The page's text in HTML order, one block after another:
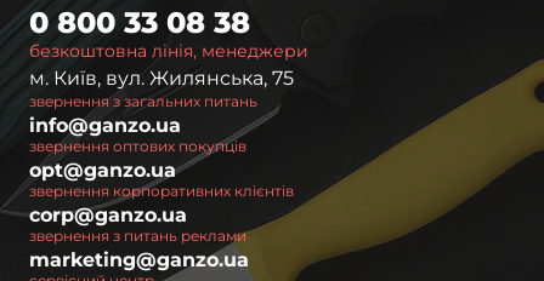
безкоштовна лінія, менеджери
0 800 33 08 38
м. Київ, вул. Жилянська, 75
звернення з загальних питань
info@ganzo.ua
звернення оптових покупців
opt@ganzo.ua
звернення корпоративних клієнтів
corp@ganzo.ua
звернення з питань реклами
marketing@ganzo.ua